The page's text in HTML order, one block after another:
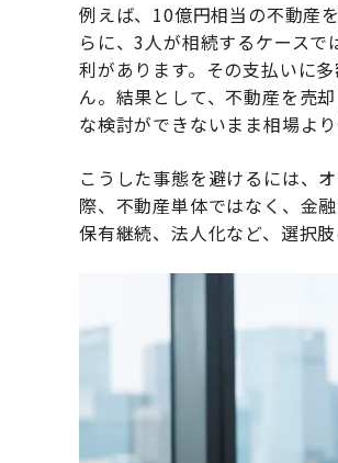
例えば、10億円相当の不動産
らに、3人が相続するケース
利があります。その支払いに
ん。結果として、不動産を売
な検討ができないまま相場よ
こうした事態を避けるには、
際、不動産単体ではなく、金
保有継続、法人化など、選択